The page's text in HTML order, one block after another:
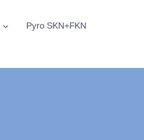
Pyro SKN+FKN